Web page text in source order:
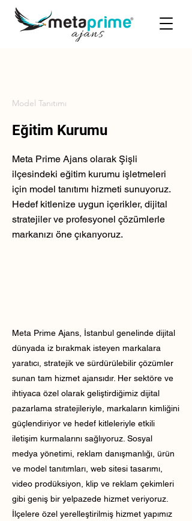
Model Tanıtımı
Eğitim Kurumu
Meta Prime Ajans olarak Şişli
ilçesindeki eğitim kurumu işletmeleri
için model tanıtımı hizmeti sunuyoruz.
Hedef kitlenize uygun içerikler, dijital
stratejiler ve profesyonel çözümlerle
markanızı öne çıkarıyoruz.
Meta Prime Ajans, İstanbul genelinde dijital
dünyada iz bırakmak isteyen markalara
yaratıcı, stratejik ve sürdürülebilir çözümler
sunan tam hizmet ajansıdır. Her sektöre ve
ihtiyaca özel olarak geliştirdiğimiz dijital
pazarlama stratejileriyle, markaların kimliğini
güçlendiriyor ve hedef kitleleriyle etkili
iletişim kurmalarını sağlıyoruz. Sosyal
medya yönetimi, reklam danışmanlığı, ürün
ve model tanıtımları, web sitesi tasarımı,
video prodüksiyon, klip ve reklam çekimleri
gibi geniş bir yelpazede hizmet veriyoruz.
İlçelere özel yerelleştirilmiş hizmet yapımız